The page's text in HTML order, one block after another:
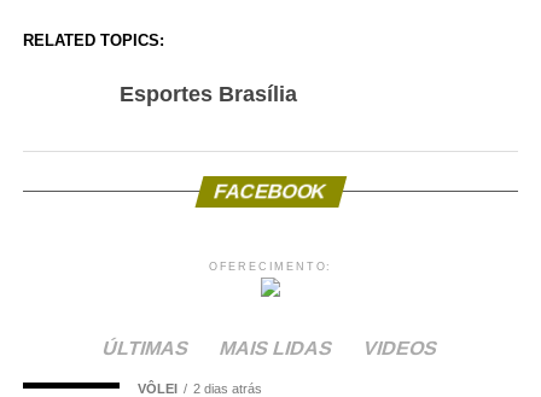
RELATED TOPICS:
Esportes Brasília
FACEBOOK
OFERECIMENTO:
ÚLTIMAS MAIS LIDAS VIDEOS
VÔLEI 2 dias atrás